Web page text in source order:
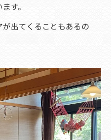
す。
出てくることもあるの